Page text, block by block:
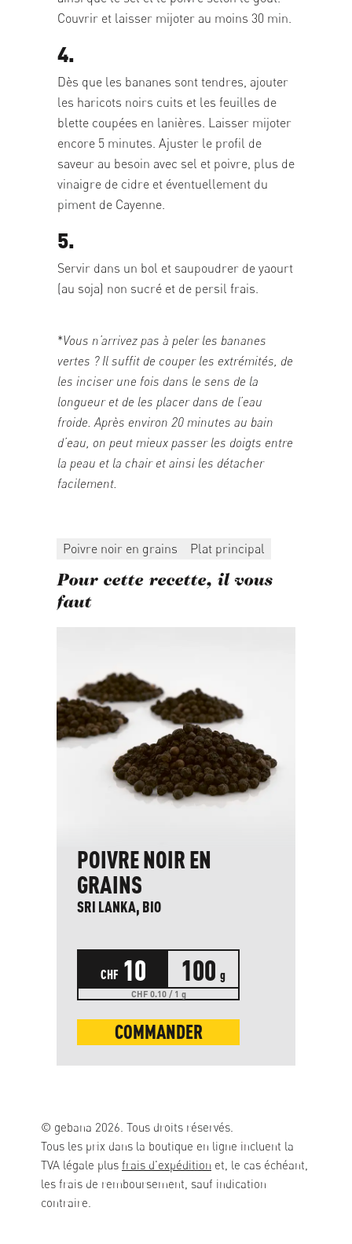
Couvrir et laisser mijoter au moins 30 min.
4.
Dès que les bananes sont tendres, ajouter
les haricots noirs cuits et les feuilles de
blette coupées en lanières. Laisser mijoter
encore 5 minutes. Ajuster le profil de
saveur au besoin avec sel et poivre, plus de
vinaigre de cidre et éventuellement du
piment de Cayenne.
5.
Servir dans un bol et saupoudrer de yaourt
(au soja) non sucré et de persil frais.
*Vous n’arrivez pas à peler les bananes
vertes ? Il suffit de couper les extrémités, de
les inciser une fois dans le sens de la
longueur et de les placer dans de l’eau
froide. Après environ 20 minutes au bain
d’eau, on peut mieux passer les doigts entre
la peau et la chair et ainsi les détacher
facilement.
Poivre noir en grains Plat principal
Pour cette recette, il vous
faut
POIVRE NOIR EN
GRAINS
SRI LANKA, BIO
CHF 10 100 g
CHF 0.10 / 1 g
COMMANDER
© gebana 2026. Tous droits réservés.
Tous les prix dans la boutique en ligne incluent la
TVA légale plus frais d'expédition et, le cas échéant,
les frais de remboursement, sauf indication
contraire.